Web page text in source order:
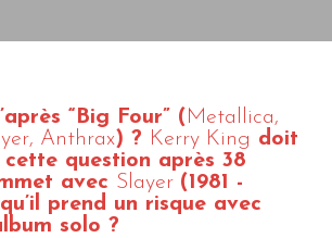
“Big Four” ( Metallica,
Anthrax) ? Kerry King doit
cette question après 38
avec Slayer (1981 -
prend un risque avec
solo ?